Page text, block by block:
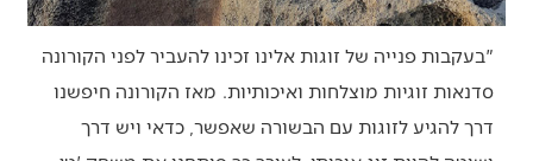
"בעקבות פנייה של זוגות אלינו זכינו להעביר לפני הקורונה
סדנאות זוגיות מוצלחות ואיכותיות. מאז הקורונה חיפשנו
דרך להגיע לזוגות עם הבשורה שאפשר, כדאי ויש דרך